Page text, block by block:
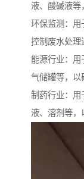
液、酸碱液等
环保监测：用
控制废水处理
能源行业：用
气储罐等，以
制药行业：用
液、溶剂等，